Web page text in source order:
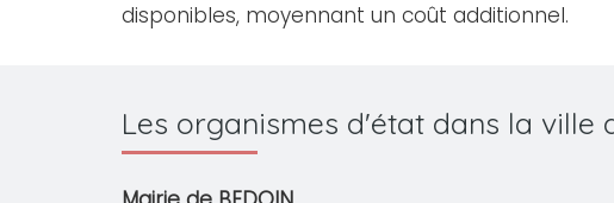
disponibles, moyennant un coût additionnel.
Les organismes d'état dans la ville